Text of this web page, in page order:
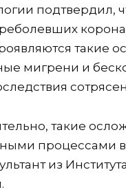
подтвердил,
такие
мигрени и
такие
процессами
из